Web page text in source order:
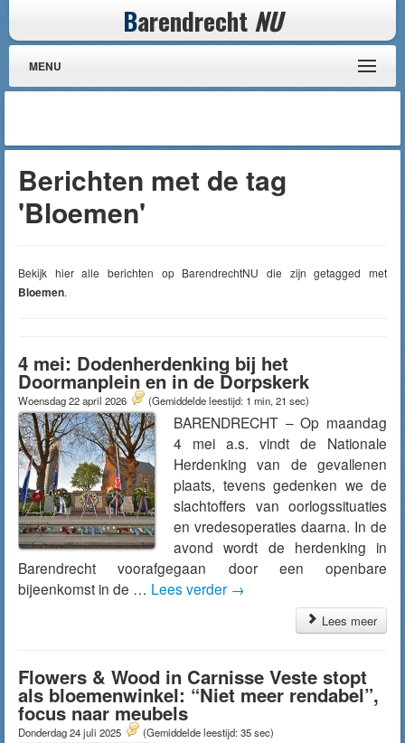
Barendrecht NU
MENU
Berichten met de tag
'Bloemen'
Bekijk hier alle berichten op BarendrechtNU die zijn getagged met
Bloemen.
4 mei: Dodenherdenking bij het
Doormanplein en in de Dorpskerk
Woensdag 22 april 2026 (Gemiddelde leestijd: 1 min, 21 sec)
BARENDRECHT – Op maandag
4 mei a.s. vindt de Nationale
Herdenking van de gevallenen
plaats, tevens gedenken we de
slachtoffers van oorlogssituaties
en vredesoperaties daarna. In de
avond wordt de herdenking in
Barendrecht voorafgegaan door een openbare
bijeenkomst in de … Lees verder →
Lees meer
Flowers & Wood in Carnisse Veste stopt
als bloemenwinkel: “Niet meer rendabel”,
focus naar meubels
Donderdag 24 juli 2025 (Gemiddelde leestijd: 35 sec)